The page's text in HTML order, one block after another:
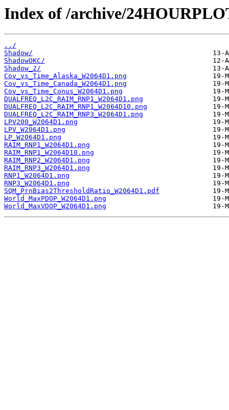
Index of /archive/
../
Shadow/
ShadowOKC/
Shadow_2/
Cov_vs_Time_Alaska_W2064D1.png
Cov_vs_Time_Canada_W2064D1.png
Cov_vs_Time_Conus_W2064D1.png
DUALFREQ_L2C_RAIM_RNP1_W2064D1.png
DUALFREQ_L2C_RAIM_RNP1_W2064D10.png
DUALFREQ_L2C_RAIM_RNP3_W2064D1.png
LPV200_W2064D1.png
LPV_W2064D1.png
LP_W2064D1.png
RAIM_RNP1_W2064D1.png
RAIM_RNP1_W2064D10.png
RAIM_RNP2_W2064D1.png
RAIM_RNP3_W2064D1.png
RNP1_W2064D1.png
RNP3_W2064D1.png
SQM_PrnBias2ThresholdRatio_W2064D1.pdf
World_MaxPDOP_W2064D1.png
World_MaxVDOP_W2064D1.png